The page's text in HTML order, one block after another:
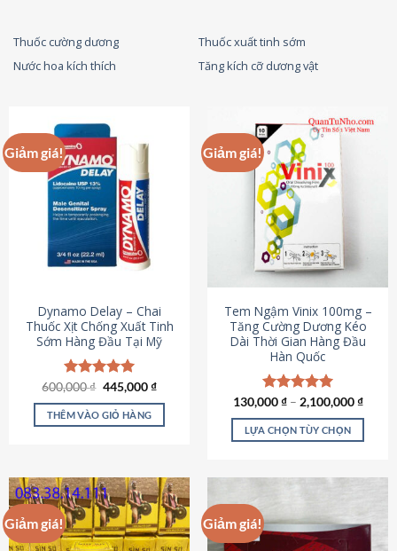
Thuốc cường dương
Thuốc xuất tinh sớm
Nước hoa kích thích
Tăng kích cỡ dương vật
Giảm giá!
Dynamo Delay – Chai
Thuốc Xịt Chống Xuất Tinh
Sớm Hàng Đầu Tại Mỹ
Được xếp
hạng5.00
5 sao
600,000₫ Giá
là:
600,000 ₫.
445,000₫Giá
tại
THÊM VÀO GIỎ HÀNG
Giảm giá!
Tem Ngậm Vinix 100mg –
Tăng Cường Dương Kéo
Dài Thời Gian Hàng Đầu
Hàn Quốc
Được xếp
hạng5.00
5 sao
130,000₫– 2,100,000₫
LỰA CHỌN TÙY CHỌN
nhiều
biến
Giảm giá! Giảm giá!